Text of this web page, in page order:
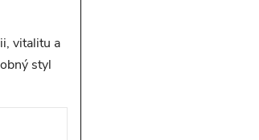
vitalitu a
styl